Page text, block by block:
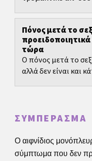
Πόνος μετά το
τώρα
Ο πόνος μετά το
αλλά δεν είναι και
ΣΥΜΠΈΡΑΣΜΑ
Ο αιφνίδιος
σύμπτωμα που δεν